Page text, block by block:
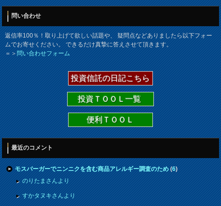
問い合わせ
返信率100％！取り上げて欲しい話題や、 疑問点などありましたら以下フォー
ムでお寄せください。 できるだけ真摯に答えさせて頂きます。
＝＞問い合わせフォーム
投資信託の日記こちら
投資ＴＯＯＬ一覧
便利ＴＯＯＬ
最近のコメント
モスバーガーでニンニクを含む商品アレルギー調査のため(6)
のりたまさんより
すかタヌキさんより